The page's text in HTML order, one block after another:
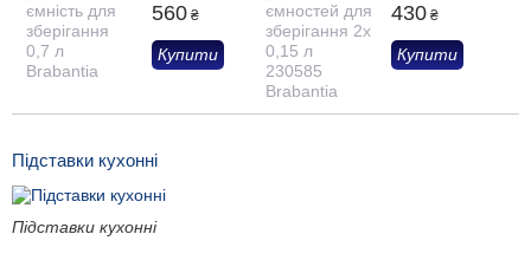
560 ₴
Купити
430 ₴
Купити
Підставки кухонні
Підставки кухонні